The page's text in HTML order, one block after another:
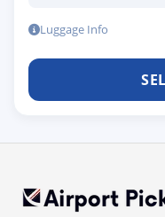
Luggage Info